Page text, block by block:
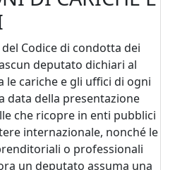
Codice di condotta dei
deputato dichiari al
le cariche e gli uffici di ogni
data della presentazione
che ricopre in enti pubblici
internazionale, nonché le
o professionali
un deputato assuma una